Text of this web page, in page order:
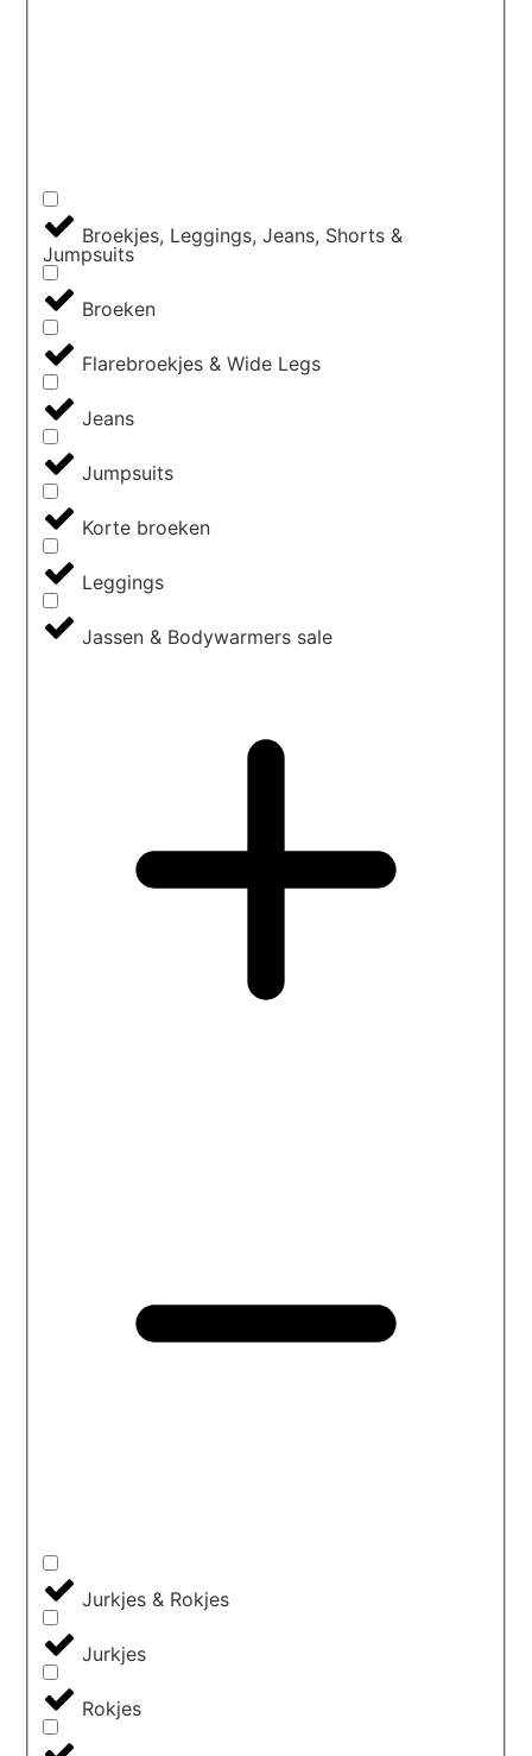
Broekjes, Leggings, Jeans, Shorts &
Jumpsuits
Broeken
Flarebroekjes & Wide Legs
Jeans
Jumpsuits
Korte broeken
Leggings
Jassen & Bodywarmers sale
Jurkjes & Rokjes
Jurkjes
Rokjes